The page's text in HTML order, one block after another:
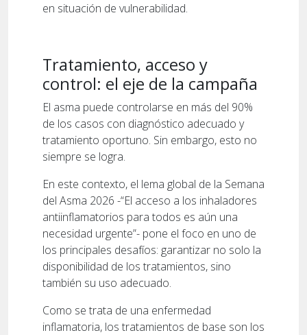
en situación de vulnerabilidad.
Tratamiento, acceso y
control: el eje de la campaña
El asma puede controlarse en más del 90%
de los casos con diagnóstico adecuado y
tratamiento oportuno. Sin embargo, esto no
siempre se logra.
En este contexto, el lema global de la Semana
del Asma 2026 -“El acceso a los inhaladores
antiinflamatorios para todos es aún una
necesidad urgente”- pone el foco en uno de
los principales desafíos: garantizar no solo la
disponibilidad de los tratamientos, sino
también su uso adecuado.
Como se trata de una enfermedad
inflamatoria, los tratamientos de base son los